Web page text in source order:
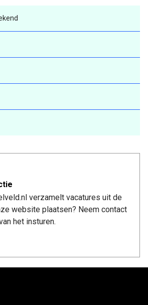
verzamelt vacatures uit de
website plaatsen? Neem contact
het insturen.